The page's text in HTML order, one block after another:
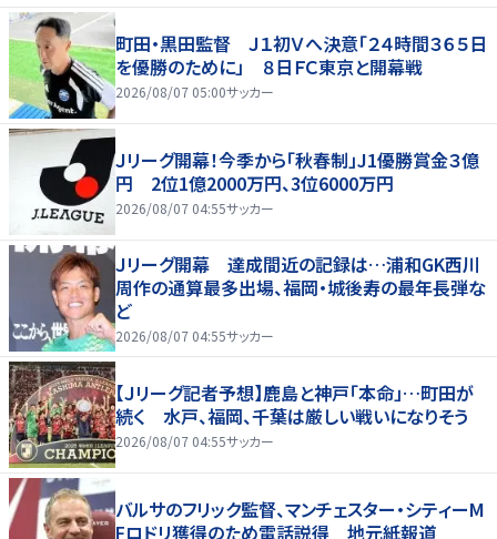
町田・黒田監督 Ｊ１初Ｖへ決意「２４時間３６５日
を優勝のために」 ８日ＦＣ東京と開幕戦
2026/08/07 05:00サッカー
Ｊリーグ開幕！今季から「秋春制」J1優勝賞金３億
円 2位1億2000万円、3位6000万円
2026/08/07 04:55サッカー
Ｊリーグ開幕 達成間近の記録は…浦和GK西川
周作の通算最多出場、福岡・城後寿の最年長弾な
ど
2026/08/07 04:55サッカー
【Ｊリーグ記者予想】鹿島と神戸「本命」…町田が
続く 水戸、福岡、千葉は厳しい戦いになりそう
2026/08/07 04:55サッカー
バルサのフリック監督、マンチェスター・シティーM
Fロドリ獲得のため電話説得 地元紙報道